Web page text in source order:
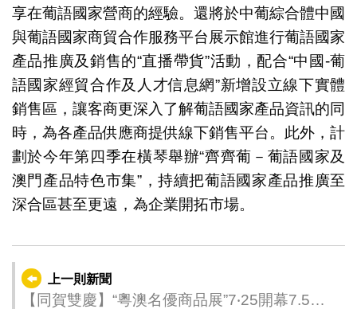
享在葡語國家營商的經驗。還將於中葡綜合體中國
與葡語國家商貿合作服務平台展示館進行葡語國家
產品推廣及銷售的“直播帶貨”活動，配合“中國-葡
語國家經貿合作及人才信息網”新增設立線下實體
銷售區，讓客商更深入了解葡語國家產品資訊的同
時，為各產品供應商提供線下銷售平台。此外，計
劃於今年第四季在橫琴舉辦“齊齊葡－葡語國家及
澳門產品特色市集”，持續把葡語國家產品推廣至
深合區甚至更遠，為企業開拓市場。
上一則新聞
【同賀雙慶】“粵澳名優商品展”7‧25開幕7.5萬